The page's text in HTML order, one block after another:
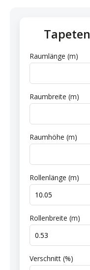
Raumlänge (m)
Raumbreite (m)
Raumhöhe (m)
Rollenlänge (m)
Rollenbreite (m)
Verschnitt (%)